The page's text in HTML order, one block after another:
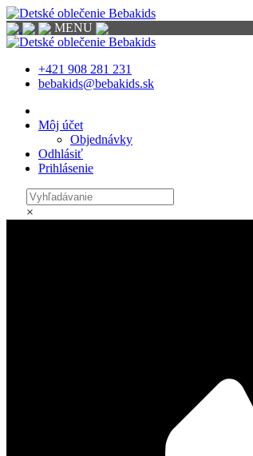
MENU
+421 908 281 231
bebakids@bebakids.sk
Môj účet
Objednávky
Odhlásiť
Prihlásenie
×